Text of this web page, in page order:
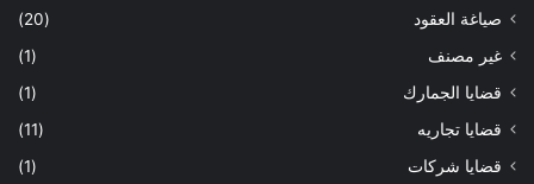
صياغة العقود
(20)
غير مصنف
(1)
قضايا الجمارك
(1)
قضايا تجاريه
(11)
قضايا شركات
(1)